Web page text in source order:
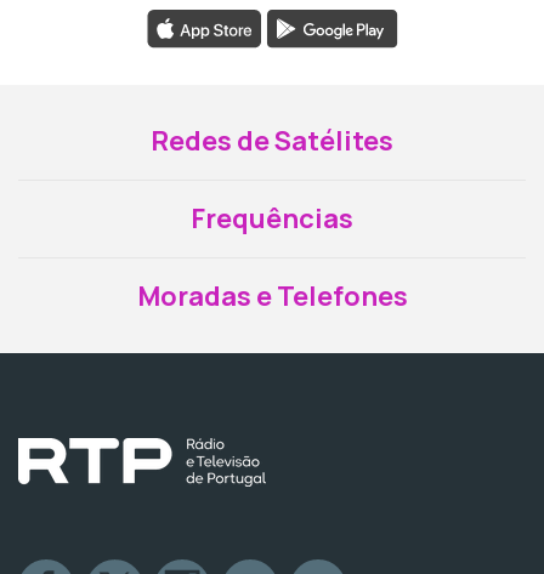
Redes de Satélites
Frequências
Moradas e Telefones